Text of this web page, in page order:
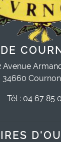
Avenue
34660
Tél : 04 67 85